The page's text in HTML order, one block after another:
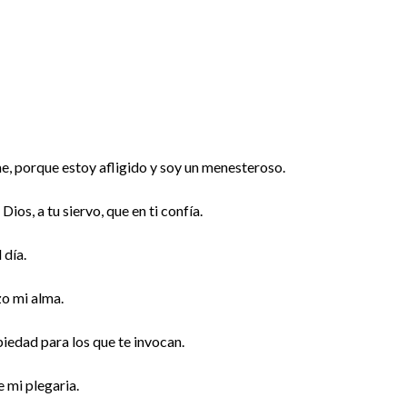
porque estoy afligido y soy un menesteroso.
a tu siervo, que en ti confía.
día.
mi alma.
para los que te invocan.
mi plegaria.